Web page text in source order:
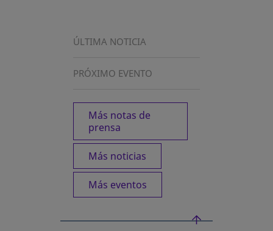
ÚLTIMA NOTICIA
PRÓXIMO EVENTO
Más notas de
prensa
Más noticias
Más eventos